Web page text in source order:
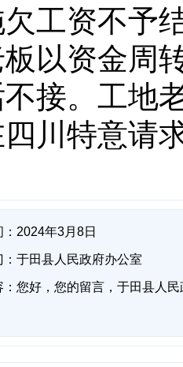
工资不予
以资金周
接。工地
四川特意请
：2024年3月8日
：于田县人民政府办公室
：您好，您的留言，于田县人